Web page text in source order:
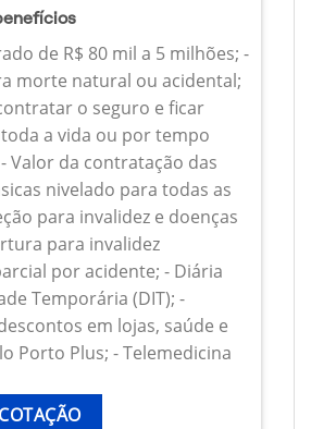
de R$ 80 mil a 5 milhões; -
morte natural ou acidental;
o seguro e ficar
a vida ou por tempo
Valor da contratação das
nivelado para todas as
para invalidez e doenças
para invalidez
por acidente; - Diária
Temporária (DIT); -
em lojas, saúde e
Porto Plus; - Telemedicina